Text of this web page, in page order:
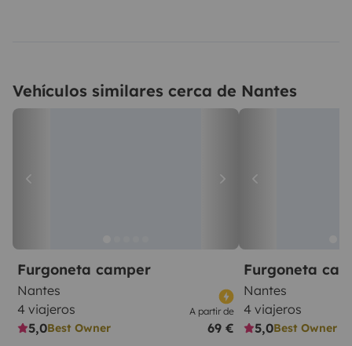
Vehículos similares cerca de Nantes
Furgoneta camper
Nantes
4 viajeros
5,0Best Owner
A partir de
69 €
Furgoneta
Nantes
4 viajeros
5,0Best Owner